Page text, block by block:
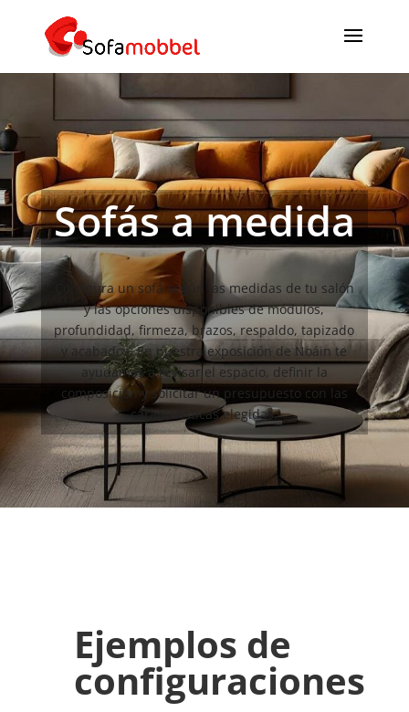
Sofás a medida
Configura un sofá según las medidas de tu salón
y las opciones disponibles de módulos,
profundidad, firmeza, brazos, respaldo, tapizado
y acabados. En nuestra exposición de Noáin te
ayudamos a revisar el espacio, definir la
composición y solicitar un presupuesto con las
características elegidas.
Ejemplos de
configuraciones